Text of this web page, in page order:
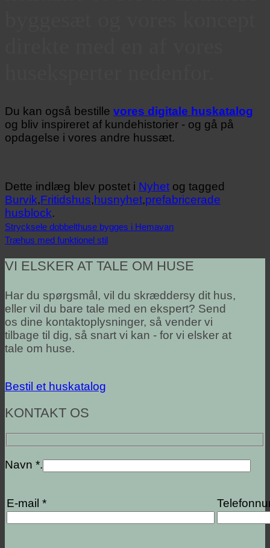
Du kan også bestille vores digitale huskatalog
og bliv inspireret af kundehistorier - og gå på
opdagelse i vores andre hussæt.
Dette indlæg blev postet i Nyhet og tagged
Burvik,Fritidshus,husnyhet,prefabricerade
husblock.
Strycksele dobbelthuse bygges i Hemavan
Træhus med funktionel stil
VI ELSKER AT TALE OM HUSE
Har du spørgsmål, vil du skræddersy dit hus,
eller vil du bare tale med en ekspert? Send
os dine kontaktoplysninger, så vender vi
tilbage til dig, så snart vi kan - for vi elsker at
tale om huse.
Bestil et huskatalog
KONTAKT OS
Navn *.
E-mail *